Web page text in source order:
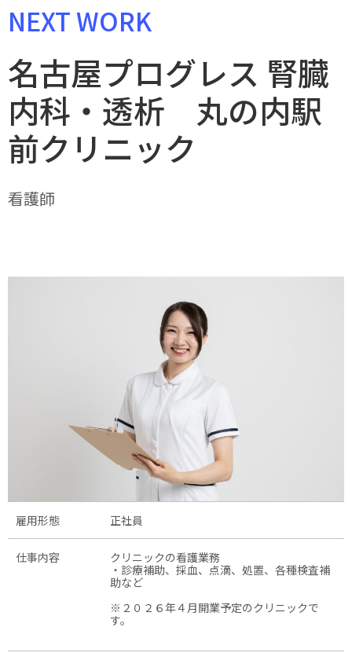
NEXT WORK
名古屋プログレス 腎臓
内科・透析 丸の内駅
前クリニック
看護師
雇用形態 正社員
仕事内容
クリニックの看護業務
・診療補助、採血、点滴、処置、各種検査補
助など
※２０２６年４月開業予定のクリニックで
す。